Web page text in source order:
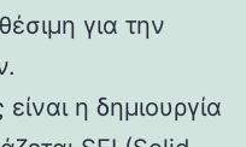
για την
η δημιουργία